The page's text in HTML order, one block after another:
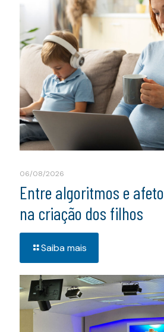
06/08/2026
Entre algoritmos e
na criação dos filhos
Saiba mais